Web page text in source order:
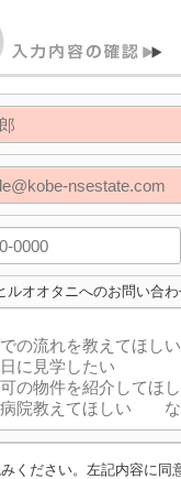
ルオオタニへのお問い合わ
ください。左記内容に同